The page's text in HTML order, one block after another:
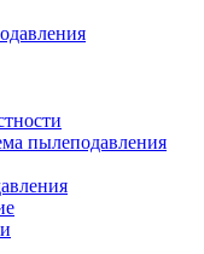
пылеподавления